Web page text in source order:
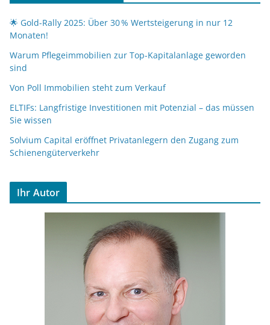
🌟 Gold-Rally 2025: Über 30 % Wertsteigerung in nur 12
Monaten!
Warum Pflegeimmobilien zur Top-Kapitalanlage geworden
sind
Von Poll Immobilien steht zum Verkauf
ELTIFs: Langfristige Investitionen mit Potenzial – das müssen
Sie wissen
Solvium Capital eröffnet Privatanlegern den Zugang zum
Schienengüterverkehr
Ihr Autor